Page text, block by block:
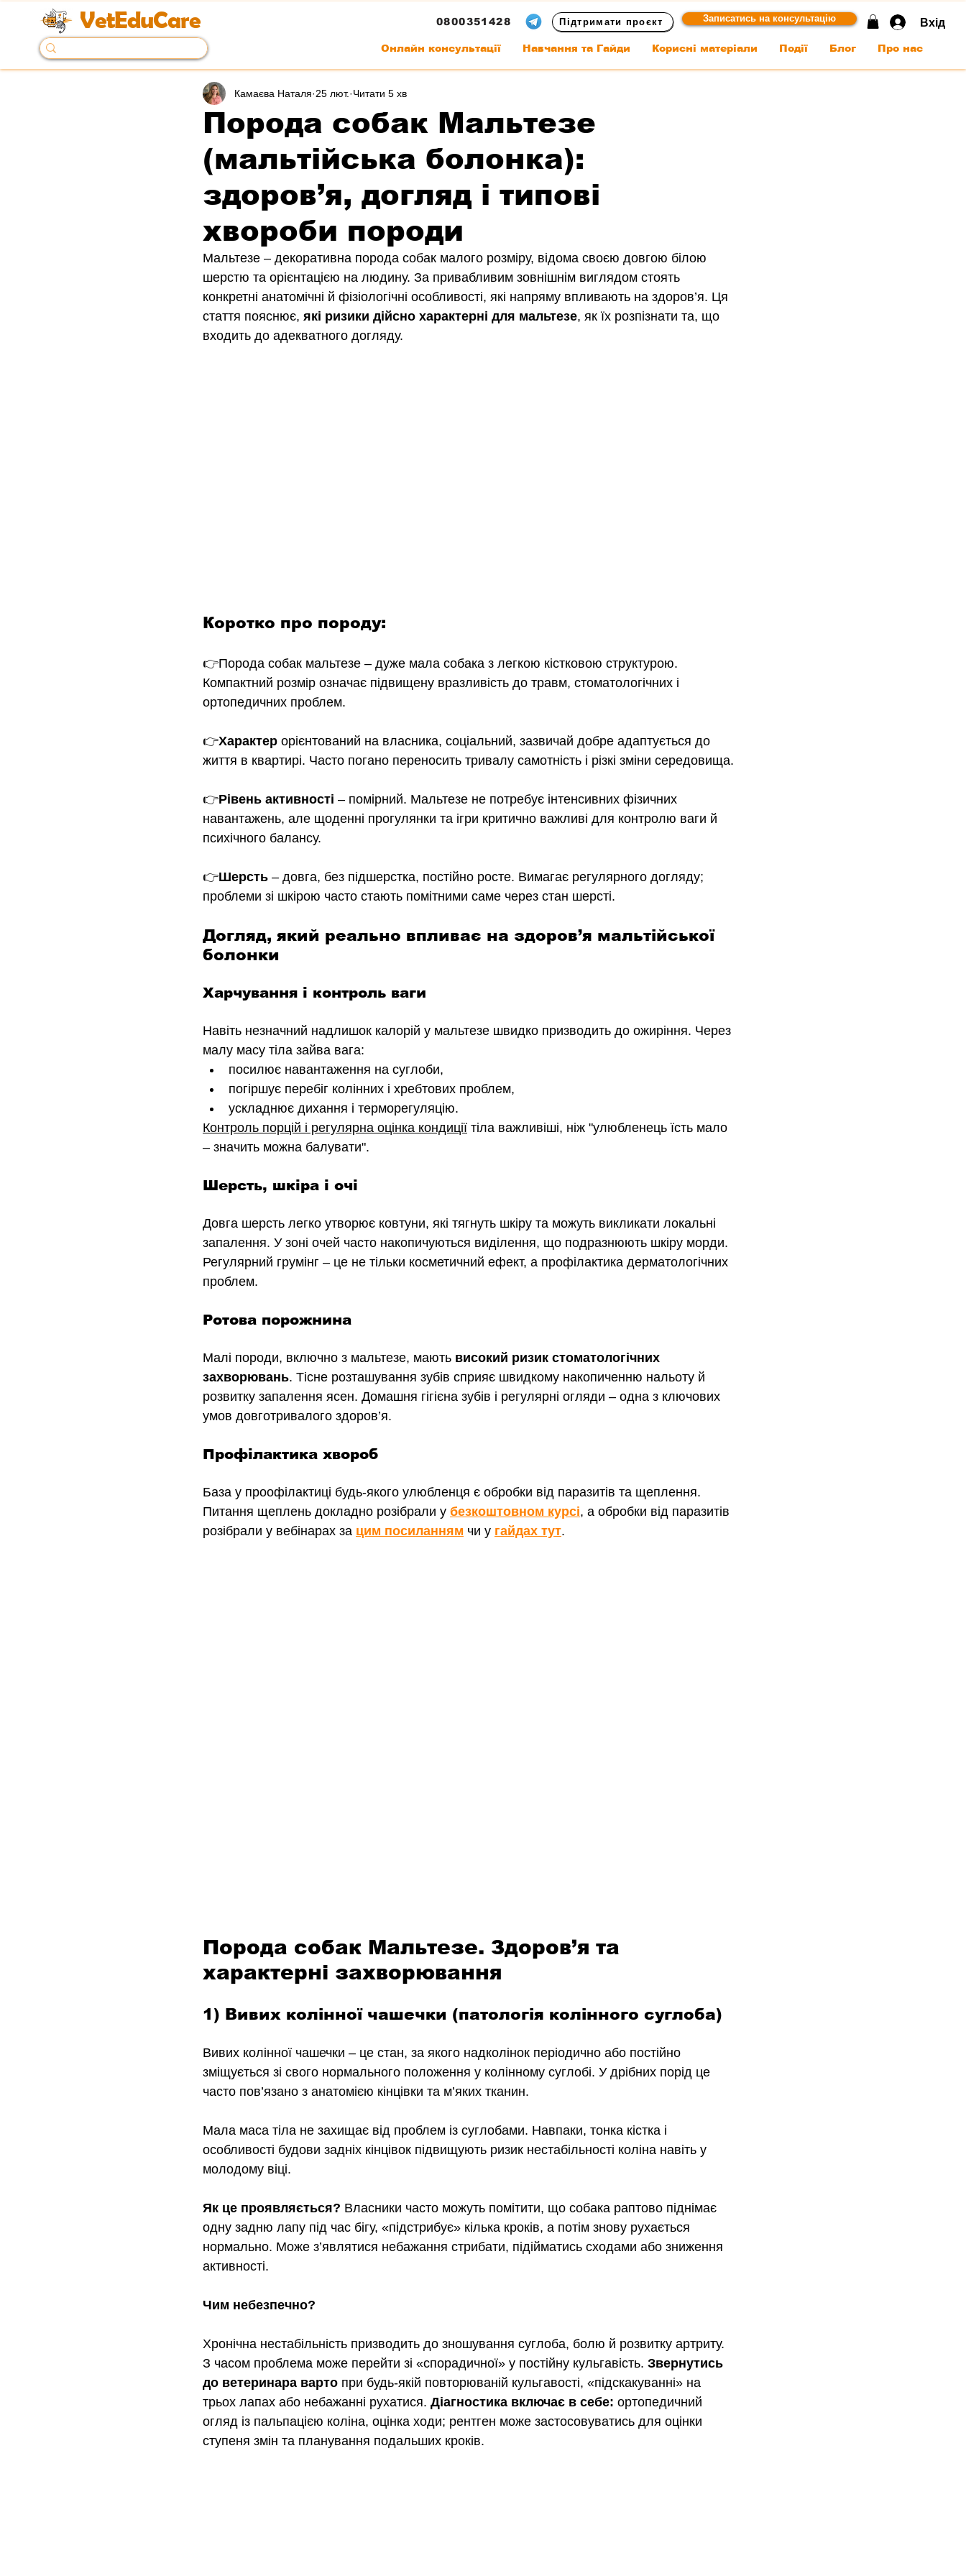
VetEduCare 0800351428 Підтримати проєкт Записатись на консультацію Вхід
Онлайн консультації Навчання та Гайди Корисні матеріали Події Блог Про нас
Порода собак Мальтезе
(мальтійська болонка):
здоров’я, догляд і типові
хвороби породи
Камаєва Наталя 25 лют. Читати 5 хв
Мальтезе – декоративна порода собак малого розміру, відома своєю довгою білою
шерстю та орієнтацією на людину. За привабливим зовнішнім виглядом стоять
конкретні анатомічні й фізіологічні особливості, які напряму впливають на здоров’я. Ця
стаття пояснює, які ризики дійсно характерні для мальтезе, як їх розпізнати та, що
входить до адекватного догляду.
Коротко про породу:
👉Порода собак мальтезе – дуже мала собака з легкою кістковою структурою.
Компактний розмір означає підвищену вразливість до травм, стоматологічних і
ортопедичних проблем.
👉Характер орієнтований на власника, соціальний, зазвичай добре адаптується до
життя в квартирі. Часто погано переносить тривалу самотність і різкі зміни середовища.
👉Рівень активності – помірний. Мальтезе не потребує інтенсивних фізичних
навантажень, але щоденні прогулянки та ігри критично важливі для контролю ваги й
психічного балансу.
👉Шерсть – довга, без підшерстка, постійно росте. Вимагає регулярного догляду;
проблеми зі шкірою часто стають помітними саме через стан шерсті.
Догляд, який реально впливає на здоров’я мальтійської
болонки
Харчування і контроль ваги
Навіть незначний надлишок калорій у мальтезе швидко призводить до ожиріння. Через
малу масу тіла зайва вага:
посилює навантаження на суглоби,
погіршує перебіг колінних і хребтових проблем,
ускладнює дихання і терморегуляцію.
Контроль порцій і регулярна оцінка кондиції тіла важливіші, ніж "улюбленець їсть мало
– значить можна балувати".
Шерсть, шкіра і очі
Довга шерсть легко утворює ковтуни, які тягнуть шкіру та можуть викликати локальні
запалення. У зоні очей часто накопичуються виділення, що подразнюють шкіру морди.
Регулярний грумінг – це не тільки косметичний ефект, а профілактика дерматологічних
проблем.
Ротова порожнина
Малі породи, включно з мальтезе, мають високий ризик стоматологічних
захворювань. Тісне розташування зубів сприяє швидкому накопиченню нальоту й
розвитку запалення ясен. Домашня гігієна зубів і регулярні огляди – одна з ключових
умов довготривалого здоров’я.
Профілактика хвороб
База у проофілактиці будь-якого улюбленця є обробки від паразитів та щеплення.
Питання щеплень докладно розібрали у безкоштовном курсі, а обробки від паразитів
розібрали у вебінарах за цим посиланням чи у гайдах тут.
Порода собак Мальтезе. Здоров’я та
характерні захворювання
1) Вивих колінної чашечки (патологія колінного суглоба)
Вивих колінної чашечки – це стан, за якого надколінок періодично або постійно
зміщується зі свого нормального положення у колінному суглобі. У дрібних порід це
часто пов’язано з анатомією кінцівки та м’яких тканин.
Мала маса тіла не захищає від проблем із суглобами. Навпаки, тонка кістка і
особливості будови задніх кінцівок підвищують ризик нестабільності коліна навіть у
молодому віці.
Як це проявляється? Власники часто можуть помітити, що собака раптово піднімає
одну задню лапу під час бігу, «підстрибує» кілька кроків, а потім знову рухається
нормально. Може з’являтися небажання стрибати, підійматись сходами або зниження
активності.
Чим небезпечно?
Хронічна нестабільність призводить до зношування суглоба, болю й розвитку артриту.
З часом проблема може перейти зі «спорадичної» у постійну кульгавість. Звернутись
до ветеринара варто при будь-якій повторюваній кульгавості, «підскакуванні» на
трьох лапах або небажанні рухатися. Діагностика включає в себе: ортопедичний
огляд із пальпацією коліна, оцінка ходи; рентген може застосовуватись для оцінки
ступеня змін та планування подальших кроків.